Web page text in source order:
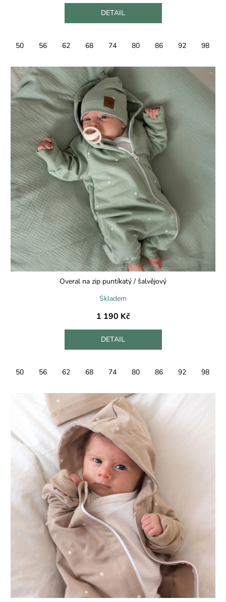
DETAIL
50 56 62 68 74 80 86 92 98
Overal na zip puntíkatý / šalvějový
Skladem
1 190 Kč
DETAIL
50 56 62 68 74 80 86 92 98